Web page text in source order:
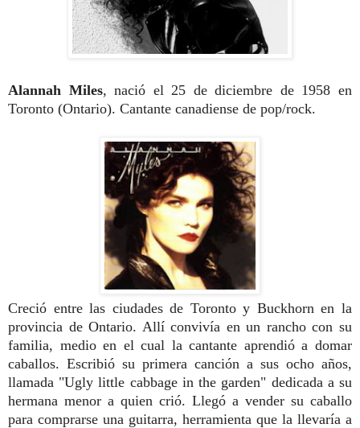
Alannah Miles, nació el 25 de diciembre de 1958 en
Toronto (Ontario). Cantante canadiense de pop/rock.
Creció entre las ciudades de Toronto y Buckhorn en la
provincia de Ontario. Allí convivía en un rancho con su
familia, medio en el cual la cantante aprendió a domar
caballos. Escribió su primera canción a sus ocho años,
llamada "Ugly little cabbage in the garden" dedicada a su
hermana menor a quien crió. Llegó a vender su caballo
para comprarse una guitarra, herramienta que la llevaría a